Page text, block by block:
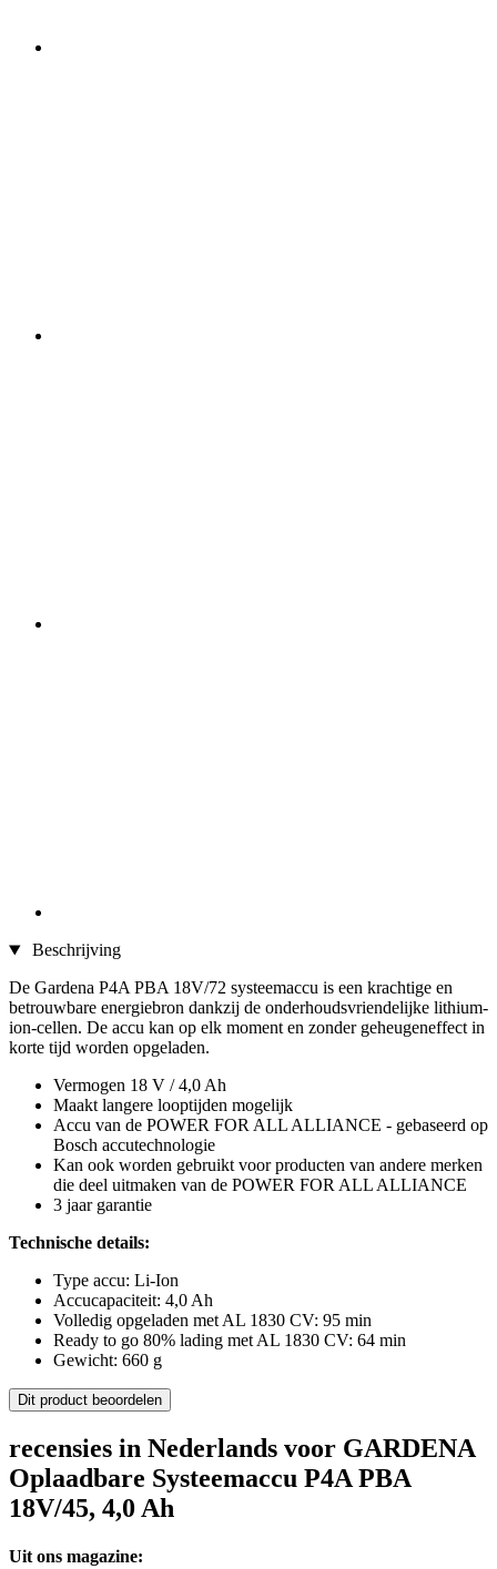
Beschrijving
De Gardena P4A PBA 18V/72 systeemaccu is een krachtige en
betrouwbare energiebron dankzij de onderhoudsvriendelijke lithium-
ion-cellen. De accu kan op elk moment en zonder geheugeneffect in
korte tijd worden opgeladen.
Vermogen 18 V / 4,0 Ah
Maakt langere looptijden mogelijk
Accu van de POWER FOR ALL ALLIANCE - gebaseerd op
Bosch accutechnologie
Kan ook worden gebruikt voor producten van andere merken
die deel uitmaken van de POWER FOR ALL ALLIANCE
3 jaar garantie
Technische details:
Type accu: Li-Ion
Accucapaciteit: 4,0 Ah
Volledig opgeladen met AL 1830 CV: 95 min
Ready to go 80% lading met AL 1830 CV: 64 min
Gewicht: 660 g
Dit product beoordelen
recensies in Nederlands voor GARDENA
Oplaadbare Systeemaccu P4A PBA
18V/45, 4,0 Ah
Uit ons magazine: